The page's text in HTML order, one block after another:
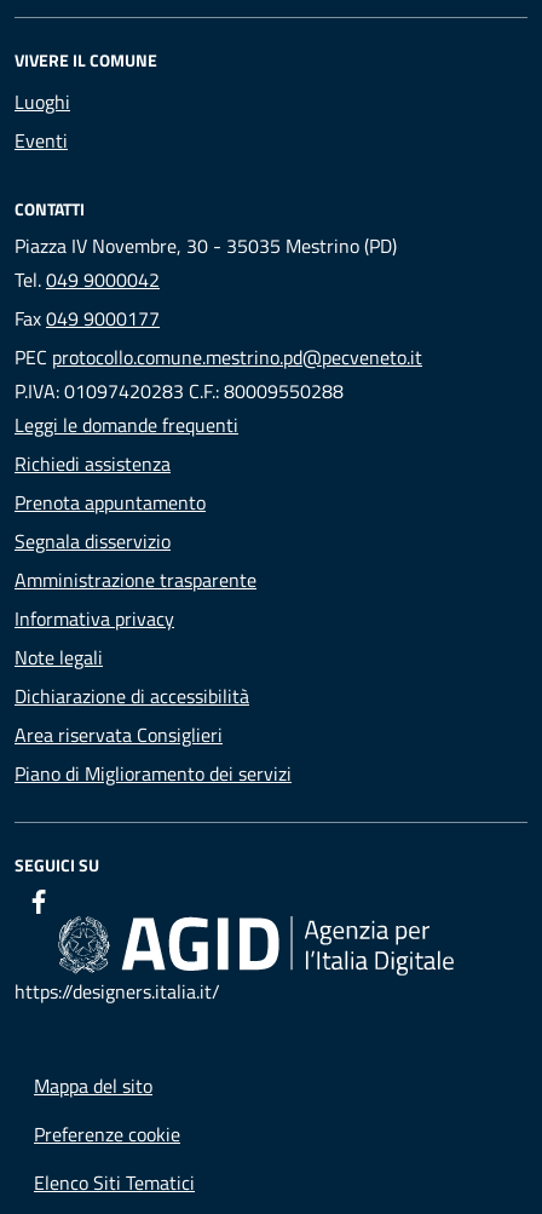
VIVERE IL COMUNE
Luoghi
Eventi
CONTATTI
Piazza IV Novembre, 30 - 35035 Mestrino (PD)
Tel.049 9000042
Fax049 9000177
PEC protocollo.comune.mestrino.pd@pecveneto.it
P.IVA: 01097420283 C.F.: 80009550288
Leggi le domande frequenti
Richiedi assistenza
Prenota appuntamento
Segnala disservizio
Amministrazione trasparente
Informativa privacy
Note legali
Dichiarazione di accessibilità
Area riservata Consiglieri
Piano di Miglioramento dei servizi
SEGUICI SU
https://designers.italia.it/
Mappa del sito
Preferenze cookie
Elenco Siti Tematici